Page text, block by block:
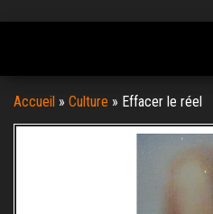
Accueil » Culture » Effacer le réel